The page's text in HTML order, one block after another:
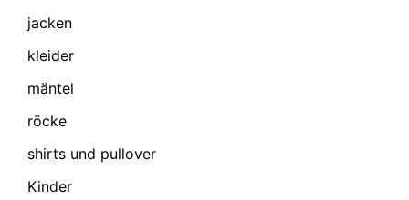
jacken
kleider
mäntel
röcke
shirts und pullover
Kinder